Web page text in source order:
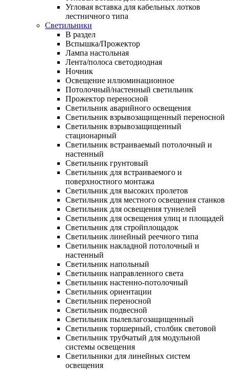
Угловая вставка для кабельных лотков
лестничного типа
Светильники
В раздел
Вспышка/Прожектор
Лампа настольная
Лента/полоса светодиодная
Ночник
Освещение иллюминационное
Потолочный/настенный светильник
Прожектор переносной
Светильник аварийного освещения
Светильник взрывозащищенный переносной
Светильник взрывозащищенный
стационарный
Светильник встраиваемый потолочный и
настенный
Светильник грунтовый
Светильник для встраиваемого и
поверхностного монтажа
Светильник для высоких пролетов
Светильник для местного освещения станков
Светильник для освещения туннелей
Светильник для освещения улиц и площадей
Светильник для стройплощадок
Светильник линейный реечного типа
Светильник накладной потолочный и
настенный
Светильник напольный
Светильник направленного света
Светильник настенно-потолочный
Светильник ориентации
Светильник переносной
Светильник подвесной
Светильник пылевлагозащищенный
Светильник торшерный, столбик световой
Светильник трубчатый для модульной
системы освещения
Светильники для линейных систем
освещения